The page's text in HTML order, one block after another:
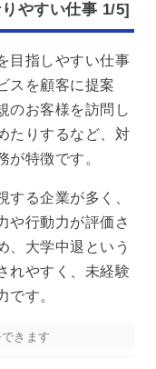
やすい仕事 1/5]
目指しやすい仕事
スを顧客に提案
のお客様を訪問し
たりするなど、対
が特徴です。
する企業が多く、
や行動力が評価さ
、大学中退という
れやすく、未経験
です。